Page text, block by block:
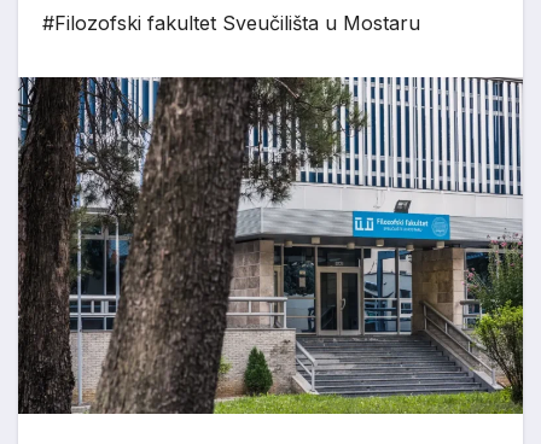
#Filozofski fakultet Sveučilišta u Mostaru